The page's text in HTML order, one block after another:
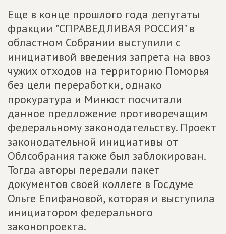
Еще в конце прошлого года депутаты
фракции "СПРАВЕДЛИВАЯ РОССИЯ" в
областном Собрании выступили с
инициативой введения запрета на ввоз
чужих отходов на территорию Поморья
без цели переработки, однако
прокуратура и Минюст посчитали
данное предложение противоречащим
федеральному законодательству. Проект
законодательной инициативы от
Облсобрания также был заблокирован.
Тогда авторы передали пакет
документов своей коллеге в Госдуме
Ольге Епифановой, которая и выступила
инициатором федерального
законопроекта.